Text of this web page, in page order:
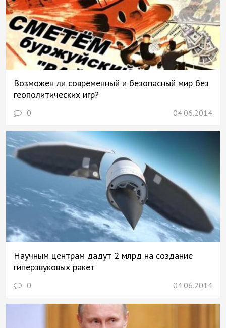
Возможен ли современный и безопасный мир без
геополитических игр?
0 04.06.2014
Научным центрам дадут 2 млрд на создание
гиперзвуковых ракет
0 04.06.2014